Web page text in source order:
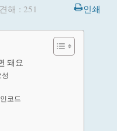
견해 : 251 인쇄
돼요
코드